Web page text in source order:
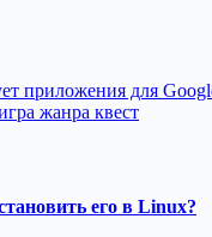
приложения для
жанра квест
его в Linux?